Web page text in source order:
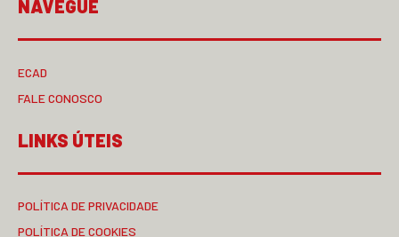
NAVEGUE
ECAD
FALE CONOSCO
LINKS ÚTEIS
POLÍTICA DE PRIVACIDADE
POLÍTICA DE COOKIES